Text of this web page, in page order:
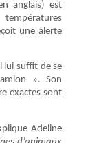
anglais) est
une alerte
lui suffit de se
». Son
exactes sont
Adeline